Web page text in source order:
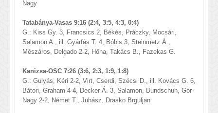
Nagy
Tatabánya-Vasas 9:16 (2:4, 3:5, 4:3, 0:4)
G.: Kiss Gy. 3, Francsics 2, Békés, Práczky, Mocsári,
Salamon A., ill. Gyárfás T. 4, Bóbis 3, Steinmetz Á.,
Mészáros, Delgado 2-2, Hőna, Takács B., Fazekas G.
Kanizsa-OSC 7:26 (3:6, 2:3, 1:9, 1:8)
G.: Gulyás, Kéri 2-2, Virt, Cserdi, Szécsi D., ill. Kovács G. 6,
Bátori, Graham 4-4, Decker Á. 3, Salamon, Bundschuh, Gór-
Nagy 2-2, Német T., Juhász, Drasko Brguljan